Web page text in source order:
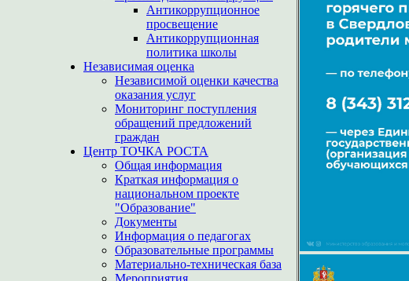
Антикоррупционное
просвещение
Антикоррупционная
политика школы
Независимая оценка
Независимой оценки качества
оказания услуг
Мониторинг поступления
обращений предложений
граждан
Центр ТОЧКА РОСТА
Общая информация
Краткая информация о
национальном проекте
"Образование"
Документы
Информация о педагогах
Образовательные программы
Материально-техническая база
Мероприятия